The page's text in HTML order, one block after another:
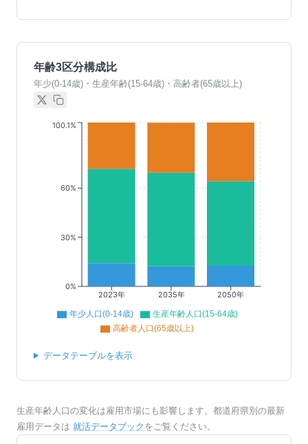
年齢3区分構成比
年少(0-14歳)・生産年齢(15-64歳)・高齢者(65歳以上)
2023年 2035年 2050年
0%
30%
60%
100.1%
年少人口(0-14歳)
生産年齢人口(15-64歳)
高齢者人口(65歳以上)
データテーブルを表示
生産年齢人口の変化は雇用市場にも影響します。都道府県別の最新
雇用データは 就活データブック をご覧ください。